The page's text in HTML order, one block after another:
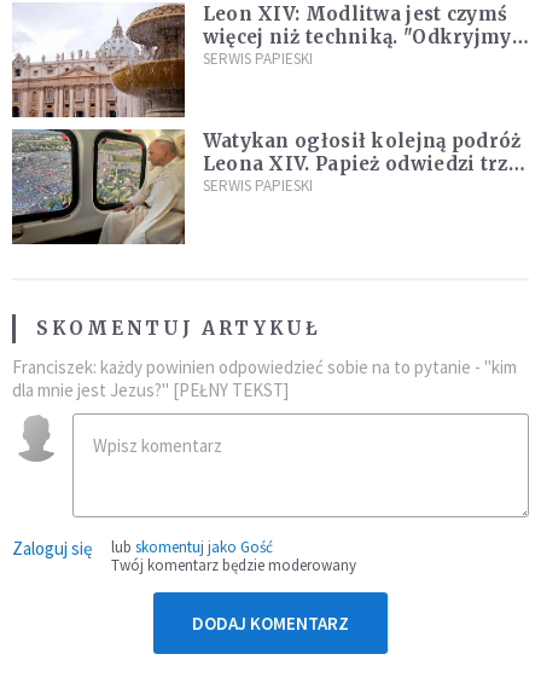
Leon XIV: Modlitwa jest czymś
więcej niż techniką. "Odkryjmy
ją na nowo"
SERWIS PAPIESKI
Watykan ogłosił kolejną podróż
Leona XIV. Papież odwiedzi trzy
kraje Ameryki Południowej
SERWIS PAPIESKI
SKOMENTUJ ARTYKUŁ
Franciszek: każdy powinien odpowiedzieć sobie na to pytanie - "kim
dla mnie jest Jezus?" [PEŁNY TEKST]
Zaloguj się lub skomentuj jako Gość
Twój komentarz będzie moderowany
DODAJ KOMENTARZ